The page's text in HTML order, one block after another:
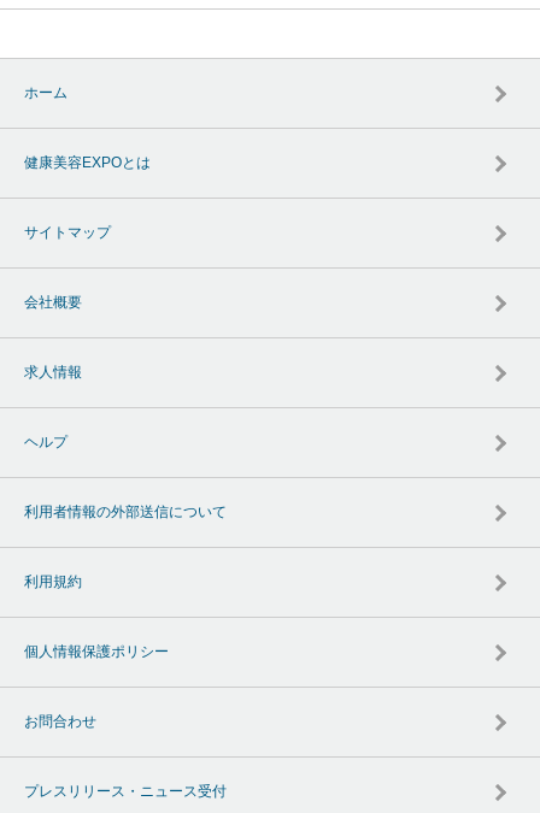
ホーム
健康美容EXPOとは
サイトマップ
会社概要
求人情報
ヘルプ
利用者情報の外部送信について
利用規約
個人情報保護ポリシー
お問合わせ
プレスリリース・ニュース受付